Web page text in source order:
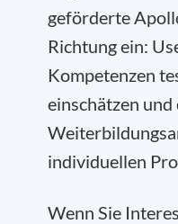
geförderte
Richtung ein:
Kompetenzen
einschätzen
individuellen
Wenn Sie